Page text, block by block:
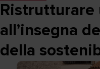
Ristrutturare
all’insegna
della